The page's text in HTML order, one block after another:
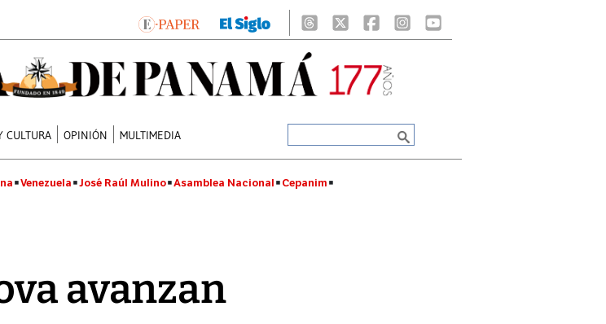
CULTURA OPINIÓN MULTIMEDIA
Venezuela José Raúl Mulino Asamblea Nacional Cepanim
avanzan